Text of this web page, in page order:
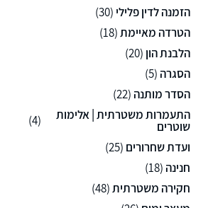
הזמנה לדין פלילי (30)
הטרדה מאיימת(18)
הלבנת הון (20)
הסגרה (5)
הסדר מותנה (22)
התעמרות משטרתית | אלימות
שוטרים
(4)
ועדת שחרורים (25)
חנינה (18)
חקירה משטרתית(48)